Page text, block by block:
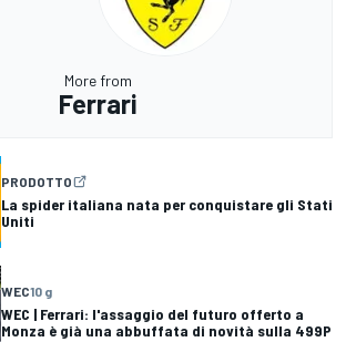
More from
Ferrari
PRODOTTO
La spider italiana nata per conquistare gli Stati
Uniti
WEC10 g
WEC | Ferrari: l'assaggio del futuro offerto a
Monza è già una abbuffata di novità sulla 499P